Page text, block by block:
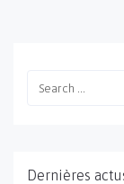
Dernières